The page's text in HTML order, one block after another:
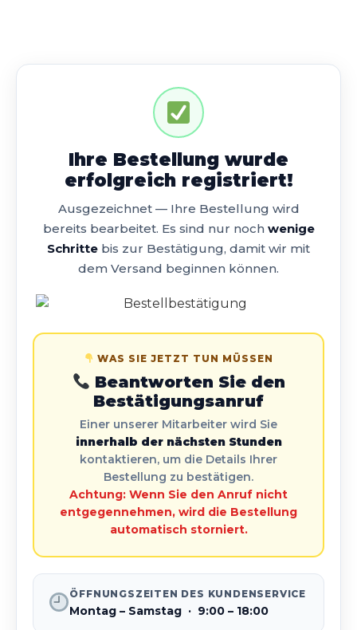
Ihre Bestellung wurde
erfolgreich registriert!
Ausgezeichnet — Ihre Bestellung wird
bereits bearbeitet. Es sind nur noch wenige
Schritte bis zur Bestätigung, damit wir mit
dem Versand beginnen können.
WAS SIE JETZT TUN MÜSSEN
Beantworten Sie den
Bestätigungsanruf
Einer unserer Mitarbeiter wird Sie
innerhalb der nächsten Stunden
kontaktieren, um die Details Ihrer
Bestellung zu bestätigen.
Achtung: Wenn Sie den Anruf nicht
entgegennehmen, wird die Bestellung
automatisch storniert.
ÖFFNUNGSZEITEN DES KUNDENSERVICE
Montag – Samstag · 9:00 – 18:00